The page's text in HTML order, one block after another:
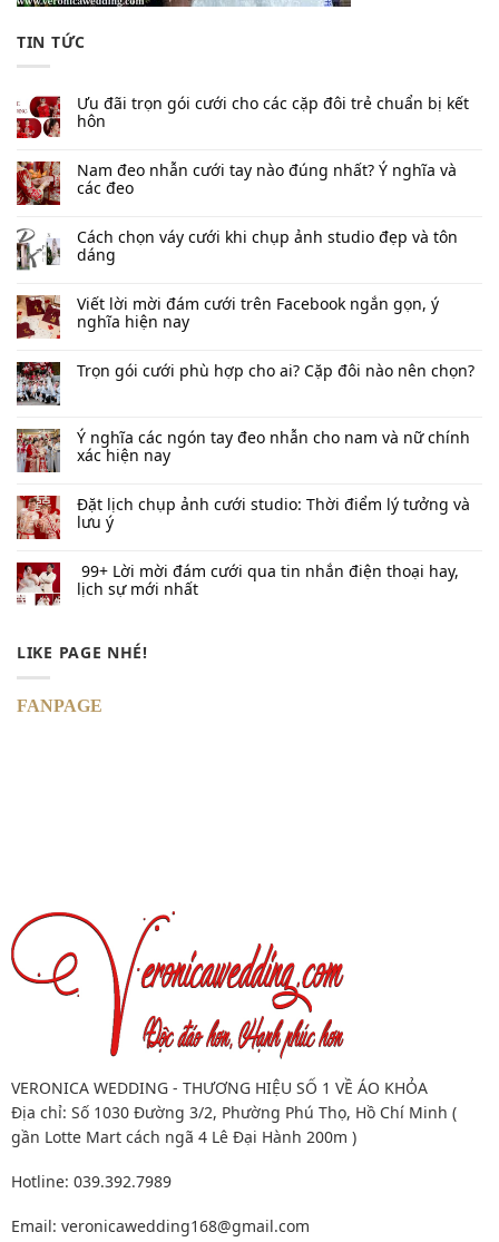
TIN TỨC
Ưu đãi trọn gói cưới cho các cặp đôi trẻ chuẩn bị kết
hôn
Nam đeo nhẫn cưới tay nào đúng nhất​? Ý nghĩa và
các đeo
Cách chọn váy cưới khi chụp ảnh studio đẹp và tôn
dáng
Viết lời mời đám cưới trên Facebook​ ngắn gọn, ý
nghĩa hiện nay
Trọn gói cưới phù hợp cho ai? Cặp đôi nào nên chọn?
Ý nghĩa các ngón tay đeo nhẫn cho nam và nữ chính
xác hiện nay
Đặt lịch chụp ảnh cưới studio: Thời điểm lý tưởng và
lưu ý
99+ Lời mời đám cưới qua tin nhắn​ điện thoại hay,
lịch sự mới nhất
LIKE PAGE NHÉ!
FANPAGE
VERONICA WEDDING - THƯƠNG HIỆU SỐ 1 VỀ ÁO KHỎA
Địa chỉ: Số 1030 Đường 3/2, Phường Phú Thọ, Hồ Chí Minh (
gần Lotte Mart cách ngã 4 Lê Đại Hành 200m )
Hotline: 039.392.7989
Email: veronicawedding168@gmail.com